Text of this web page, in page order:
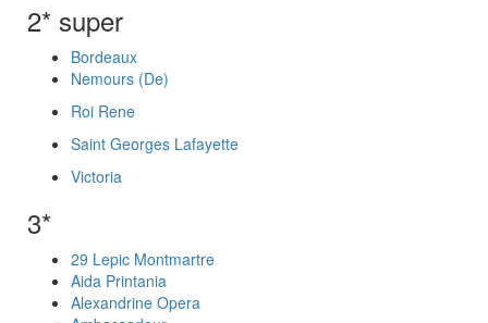
2* super
Bordeaux
Nemours (De)
Roi Rene
Saint Georges Lafayette
Victoria
3*
29 Lepic Montmartre
Aida Printania
Alexandrine Opera